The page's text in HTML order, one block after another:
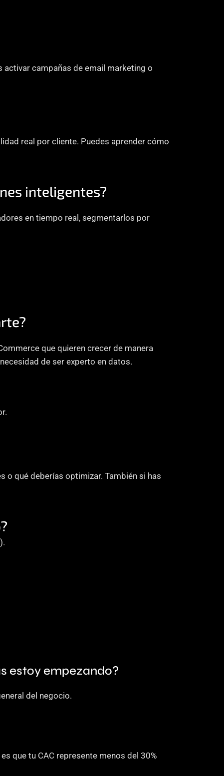
activar campañas de email marketing o
real por cliente. Puedes aprender cómo
inteligentes?
en tiempo real, segmentarlos por
que quieren crecer de manera
de ser experto en datos.
o qué deberías optimizar. También si has
estoy empezando?
del negocio.
que tu CAC represente menos del 30%